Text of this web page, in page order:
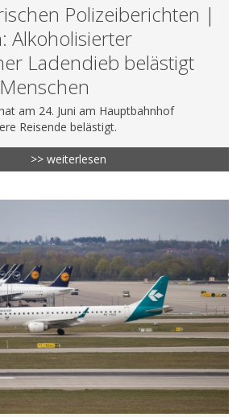
Polizeiberichten |
Alkoholisierter
Ladendieb belästigt
am 24. Juni am Hauptbahnhof
Reisende belästigt.
>> weiterlesen